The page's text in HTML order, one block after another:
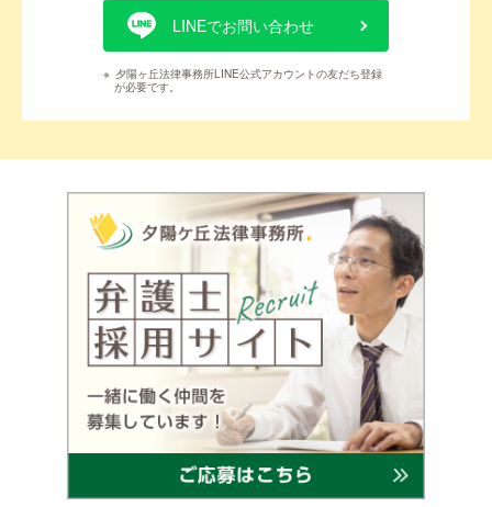
LINEでお問い合わせ
※ 夕陽ヶ丘法律事務所LINE公式アカウントの友だち登録
が必要です。